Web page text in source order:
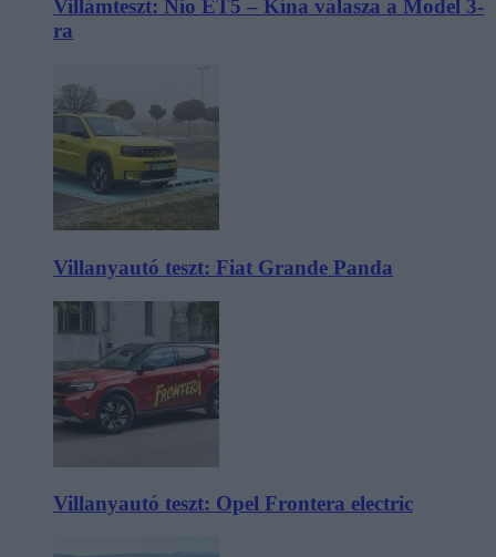
Villámteszt: Nio ET5 – Kína válasza a Model 3-
ra
Villanyautó teszt: Fiat Grande Panda
Villanyautó teszt: Opel Frontera electric